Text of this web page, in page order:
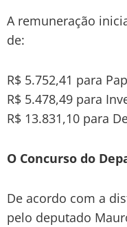
A remuneração
de:
R$ 5.752,41 para
R$ 5.478,49 para
R$ 13.831,10 para
O Concurso do
De acordo com a
pelo deputado